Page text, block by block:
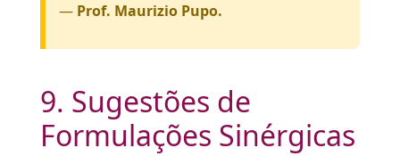
— Prof. Maurizio Pupo.
9. Sugestões de
Formulações Sinérgicas